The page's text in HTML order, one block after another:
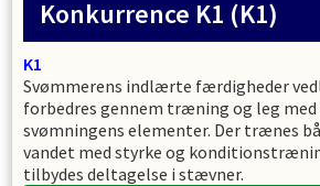
Konkurrence K1 (K1)
K1
Svømmerens indlærte færdigheder
forbedres gennem træning og leg med
svømningens elementer. Der trænes
vandet med styrke og
tilbydes deltagelse i stævner.